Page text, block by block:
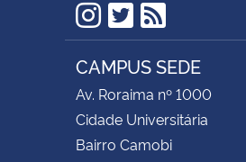
Instagram
Twitter
RSS
CAMPUS SEDE
Av. Roraima nº 1000
Cidade Universitária
Bairro Camobi